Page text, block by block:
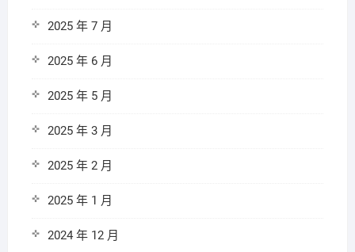
2025 年 7 月
2025 年 6 月
2025 年 5 月
2025 年 3 月
2025 年 2 月
2025 年 1 月
2024 年 12 月